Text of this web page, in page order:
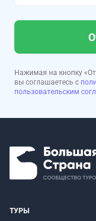
Нажимая на кнопку
вы соглашаетесь с
пользовательским
ТУРЫ